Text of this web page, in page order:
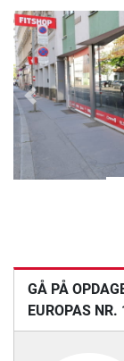
Previous
GÅ PÅ
EUROPAS